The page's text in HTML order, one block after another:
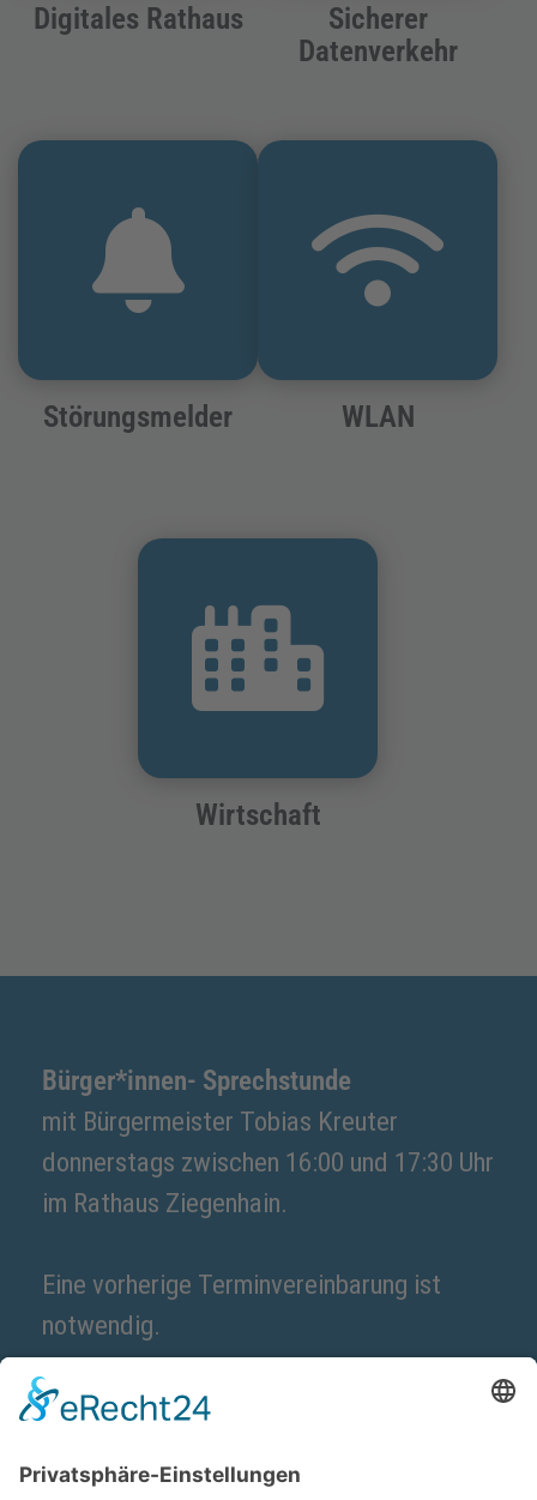
Digitales Rathaus
Sicherer
Datenverkehr
Störungsmelder WLAN
Wirtschaft
Bürger*innen- Sprechstunde
mit Bürgermeister Tobias Kreuter
donnerstags zwischen 16:00 und 17:30 Uhr
im Rathaus Ziegenhain.
Eine vorherige Terminvereinbarung ist
notwendig.